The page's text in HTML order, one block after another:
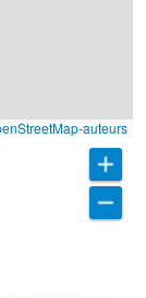
auteurs